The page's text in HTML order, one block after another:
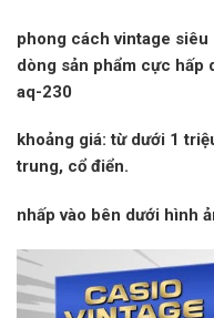
phong cách vintage
dòng sản phẩm cực hấp
aq-230
khoảng giá:từ dưới 1
trung, cổ điển.
nhấp vào bên dưới hình